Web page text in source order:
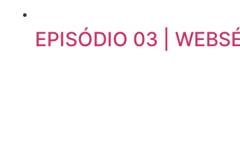
EPISÓDIO 03 |